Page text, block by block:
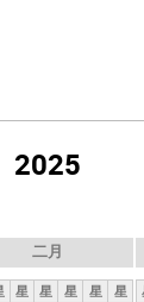
2025
二月
星 星 星 星 星